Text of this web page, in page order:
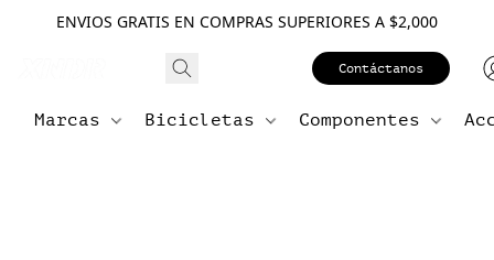
ENVIOS GRATIS EN COMPRAS SUPERIORES A $2,000
Contáctanos
Marcas Bicicletas Componentes